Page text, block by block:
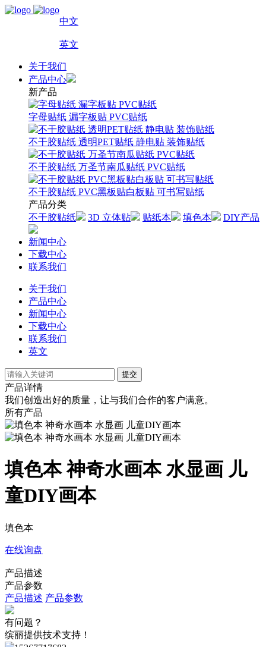
中文
英文
关于我们
产品中心
新产品
字母贴纸 漏字板贴 PVC贴纸
不干胶贴纸 透明PET贴纸 静电贴 装饰贴纸
不干胶贴纸 万圣节南瓜贴纸 PVC贴纸
不干胶贴纸 PVC黑板贴白板贴 可书写贴纸
产品分类
不干胶贴纸
3D 立体贴 贴纸本 填色本 DIY产品
新闻中心
下载中心
联系我们
关于我们
产品中心
新闻中心
下载中心
联系我们
英文
提交
产品详情
我们创造出好的质量，让与我们合作的客户满意。
所有产品
填色本 神奇水画本 水显画 儿
童DIY画本
填色本
在线询盘
产品描述
产品参数
产品描述 产品参数
有问题？
缤丽提供技术支持！